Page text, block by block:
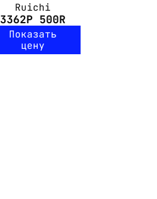
Ruichi
3362P 500R
Показать
цену